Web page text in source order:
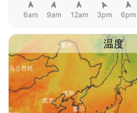
6am 9am 12am 3pm 6pm
温度